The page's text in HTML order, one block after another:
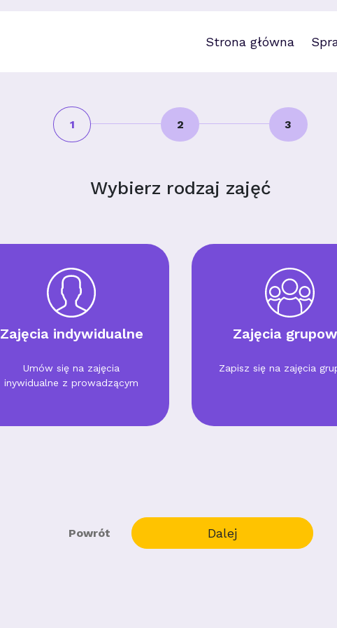
Strona główna
1 2 3
Wybierz rodzaj zajęć
Zajęcia indywidualne
Umów się na zajęcia
inywidualne z prowadzącym
Zajęcia
Zapisz się na zajęcia
Powrót Dalej